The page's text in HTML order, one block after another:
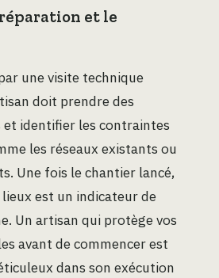
et le
une visite technique
doit prendre des
et identifier les contraintes
les réseaux existants ou
Une fois le chantier lancé,
est un indicateur de
Un artisan qui protège vos
avant de commencer est
dans son exécution